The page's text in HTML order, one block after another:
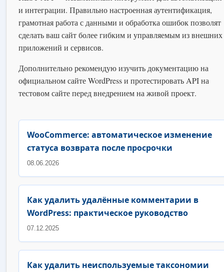
и интеграции. Правильно настроенная аутентификация,
грамотная работа с данными и обработка ошибок позволят
сделать ваш сайт более гибким и управляемым из внешних
приложений и сервисов.
Дополнительно рекомендую изучить документацию на
официальном сайте WordPress и протестировать API на
тестовом сайте перед внедрением на живой проект.
WooCommerce: автоматическое изменение
статуса возврата после просрочки
08.06.2026
Как удалить удалённые комментарии в
WordPress: практическое руководство
07.12.2025
Как удалить неиспользуемые таксономии